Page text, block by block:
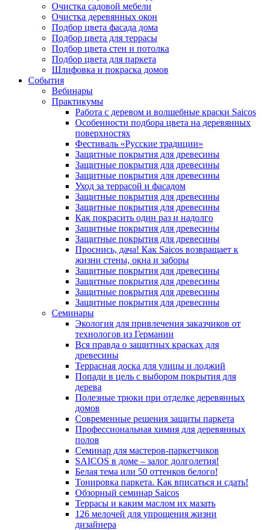
Очистка садовой мебели
Очистка деревянных окон
Подбор цвета фасада дома
Подбор цвета для террасы
Подбор цвета стен и потолка
Подбор цвета для паркета
Шлифовка и покраска домов
События
Вебинары
Практикумы
Работа с деревом и волшебные краски Saicos
Особенности подбора цвета на деревянных
поверхностях
Фестиваль «Русские традиции»
Защитные покрытия для древесины
Защитные покрытия для древесины
Защитные покрытия для древесины
Уход за террасой и фасадом
Защитные покрытия для древесины
Защитные покрытия для древесины
Как покрасить один раз и надолго
Защитные покрытия для древесины
Защитные покрытия для древесины
Проснись, дача! Как Saicos возвращает к
жизни стены, окна и заборы
Защитные покрытия для древесины
Защитные покрытия для древесины
Защитные покрытия для древесины
Защитные покрытия для древесины
Семинары
Экология для привлечения заказчиков от
технологов из Германии
Вся правда о защитных красках для
древесины
Террасная доска для улицы и лоджий
Попади в цель с выбором покрытия для
дерева
Полезные трюки при отделке деревянных
домов
Современные решения защиты паркета
Профессиональная химия для деревянных
полов
Семинар для мастеров-паркетчиков
SAICOS в доме – залог долголетия!
Белая тема или 50 оттенков белого!
Тонировка паркета. Как вписаться и сдать!
Обзорный семинар Saicos
Террасы и каким маслом их мазать
126 мелочей для упрощения жизни
дизайнера